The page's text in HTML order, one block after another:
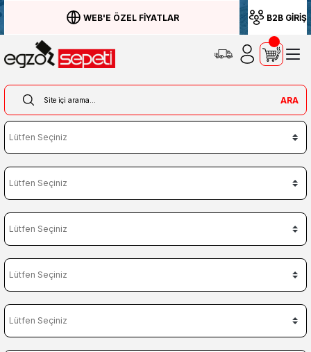
WEB'E ÖZEL FİYATLAR B2B GİRİŞ
ARA